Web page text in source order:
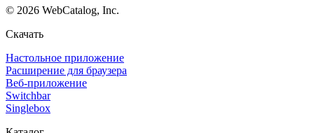
© 2026 WebCatalog, Inc.
Скачать
Настольное приложение
Расширение для браузера
Веб-приложение
Switchbar
Singlebox